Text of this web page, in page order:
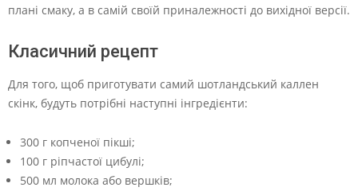
плані смаку, а в самій своїй приналежності до вихідної версії.
Класичний рецепт
Для того, щоб приготувати самий шотландський каллен
скінк, будуть потрібні наступні інгредієнти:
300 г копченої пікші;
100 г ріпчастої цибулі;
500 мл молока або вершків;